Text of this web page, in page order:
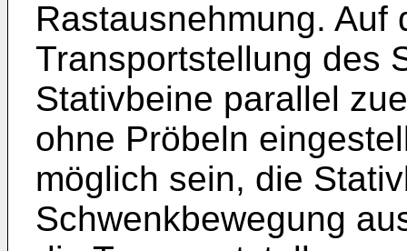
Rastausnehmung. Auf
Transportstellung des
Stativbeine parallel
ohne Pröbeln
möglich sein, die
Schwenkbewegung